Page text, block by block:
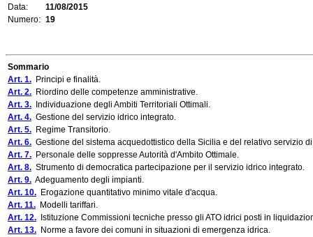
Data:
11/08/2015
Numero: 19
Sommario
Art. 1. Principi e finalità.
Art. 2. Riordino delle competenze amministrative.
Art. 3. Individuazione degli Ambiti Territoriali Ottimali.
Art. 4. Gestione del servizio idrico integrato.
Art. 5. Regime Transitorio.
Art. 6. Gestione del sistema acquedottistico della Sicilia e del relativo servizio
Art. 7. Personale delle soppresse Autorità d'Ambito Ottimale.
Art. 8. Strumento di democratica partecipazione per il servizio idrico integrato.
Art. 9. Adeguamento degli impianti.
Art. 10. Erogazione quantitativo minimo vitale d'acqua.
Art. 11. Modelli tariffari.
Art. 12. Istituzione Commissioni tecniche presso gli ATO idrici posti in
Art. 13. Norme a favore dei comuni in situazioni di emergenza idrica.